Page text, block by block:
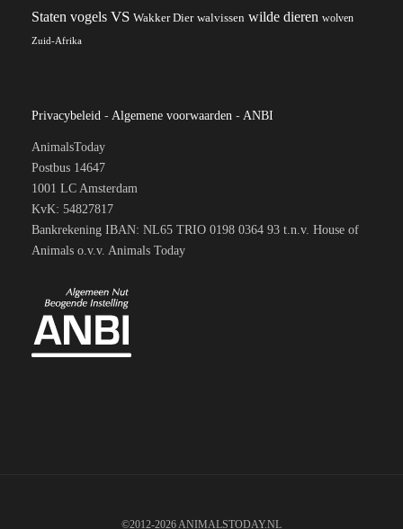
Staten vogels VS Wakker Dier walvissen wilde dieren wolven
Zuid-Afrika
Privacybeleid - Algemene voorwaarden - ANBI
AnimalsToday
Postbus 14647
1001 LC Amsterdam
KvK: 54827817
Bankrekening IBAN: NL65 TRIO 0198 0364 93 t.n.v. House of
Animals o.v.v. Animals Today
©2012-2026 ANIMALSTODAY.NL